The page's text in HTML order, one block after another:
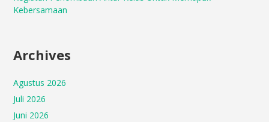
Kebersamaan
Archives
Agustus 2026
Juli 2026
Juni 2026